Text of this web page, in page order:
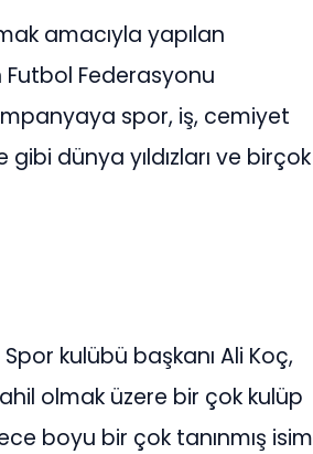
amacıyla yapılan
Federasyonu
spor, iş, cemiyet
dünya yıldızları ve birçok
kulübü başkanı Ali Koç,
olmak üzere bir çok kulüp
boyu bir çok tanınmış isim